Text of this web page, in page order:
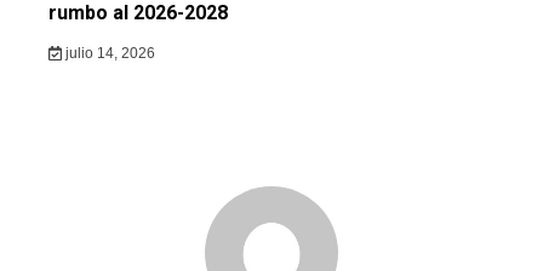
rumbo al 2026-2028
julio 14, 2026